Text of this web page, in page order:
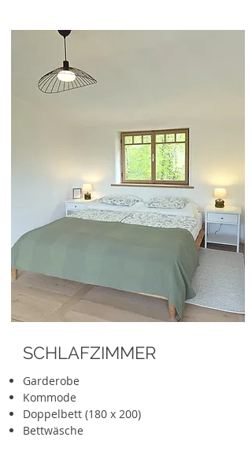
SCHLAFZIMMER
Garderobe
Kommode
Doppelbett (180 x 200)
Bettwäsche